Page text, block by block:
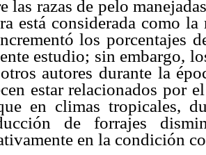
las razas de pelo
está considerada como
los porcentajes
estudio; sin embargo,
autores durante la
estar relacionados por
en climas tropicales,
de forrajes
en la condición